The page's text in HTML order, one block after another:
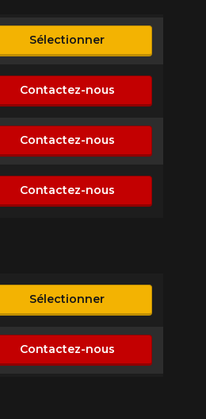
Sélectionner
Contactez-nous
Contactez-nous
Contactez-nous
Sélectionner
Contactez-nous